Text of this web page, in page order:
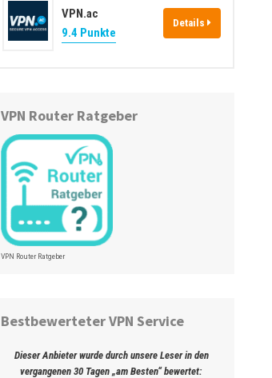
VPN.ac
9.4 Punkte
Details
VPN Router Ratgeber
VPN Router Ratgeber
Bestbewerteter VPN Service
Dieser Anbieter wurde durch unsere Leser in den
vergangenen 30 Tagen „am Besten“ bewertet: